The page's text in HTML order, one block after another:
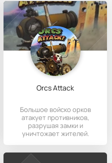
Orcs Attack
Большое войско орков
атакует противников,
разрушая замки и
уничтожает жителей.